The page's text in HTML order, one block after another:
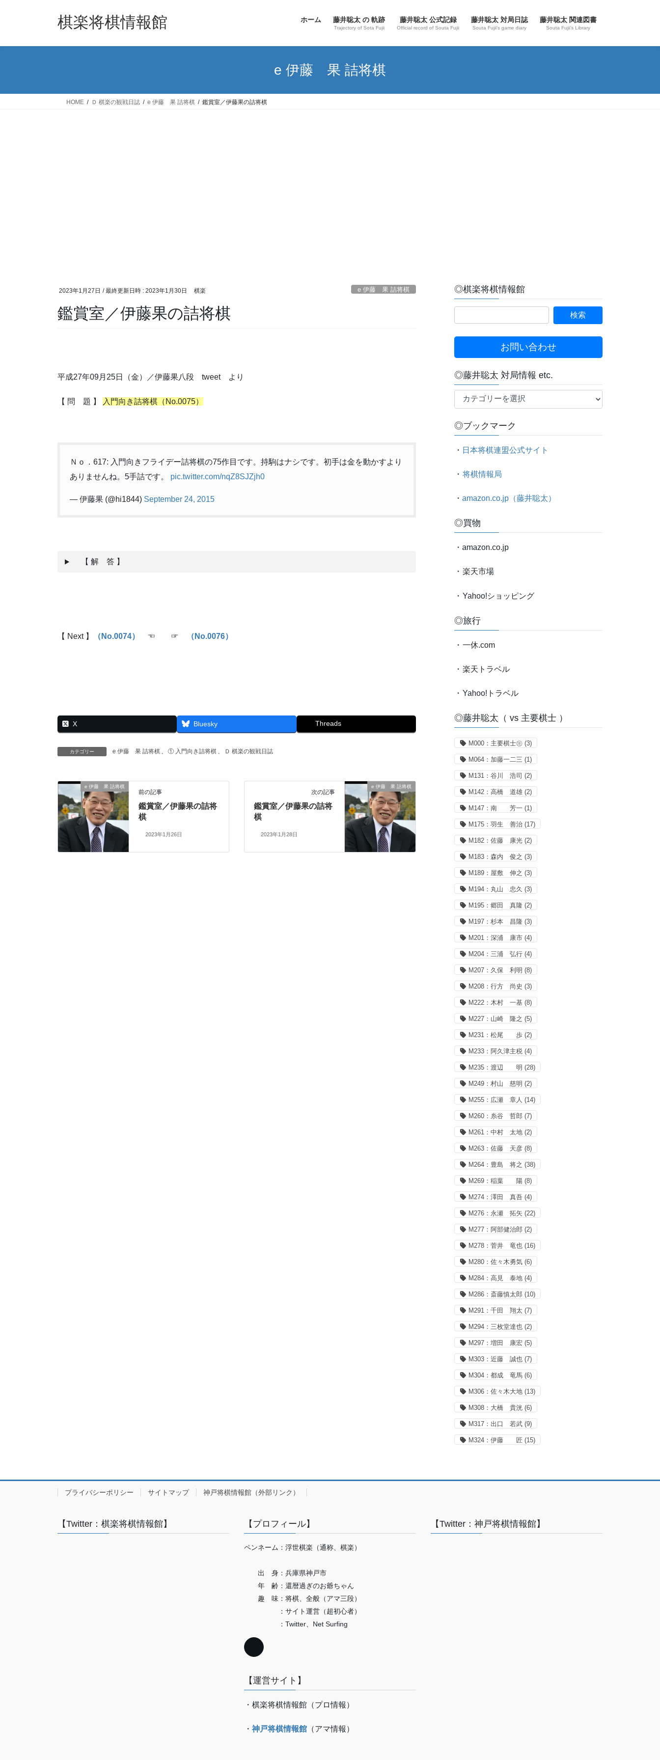
棋楽将棋情報館 ホーム 藤井聡太 の 軌跡
Trajectory of Sota Fujii
藤井聡太 公式記録
Official record of Souta Fujii
藤井聡太 対局日誌
Souta Fujii’s game diary
藤井聡太 関連図書
Souta Fujii’s Library
e 伊藤 果 詰将棋
HOME Ｄ 棋楽の観戦日誌 e 伊藤 果 詰将棋 鑑賞室／伊藤果の詰将棋
2023年1月27日 / 最終更新日時 : 2023年1月30日 棋楽 e 伊藤 果 詰将棋
鑑賞室／伊藤果の詰将棋
平成27年09月25日（金）／伊藤果八段 tweet より
【 問 題 】 入門向き詰将棋（No.0075）
Ｎｏ．617: 入門向きフライデー詰将棋の75作目です。持駒はナシです。初手は金を動かすより
ありませんね。5手詰です。 pic.twitter.com/nqZ8SJZjh0
— 伊藤果 (@hi1844) September 24, 2015
【 解 答 】
【 Next 】 （No.0074） ☜ ☞ （No.0076）
X Bluesky Threads
カテゴリー e 伊藤 果 詰将棋 、 ① 入門向き詰将棋 、 Ｄ 棋楽の観戦日誌
e 伊藤 果 詰将棋
前の記事
鑑賞室／伊藤果の詰将
棋
2023年1月26日
e 伊藤 果 詰将棋
次の記事
鑑賞室／伊藤果の詰将
棋
2023年1月28日
◎棋楽将棋情報館
お問い合わせ
◎藤井聡太 対局情報 etc.
藤
聡
情
etc.
◎ブックマーク
・ 日本将棋連盟公式サイト
・ 将棋情報局
・amazon.co.jp（藤井聡太）
◎買物
・amazon.co.jp
・ 楽天市場
・ Yahoo!ショッピング
◎旅行
・ 一休.com
・ 楽天トラベル
・ Yahoo!トラベル
◎藤井聡太（ vs 主要棋士 ）
M000：主要棋士㊟ (3)
M064：加藤一二三 (1)
M131：谷川 浩司 (2)
M142：高橋 道雄 (2)
M147：南 芳一 (1)
M175：羽生 善治 (17)
M182：佐藤 康光 (2)
M183：森内 俊之 (3)
M189：屋敷 伸之 (3)
M194：丸山 忠久 (3)
M195：郷田 真隆 (2)
M197：杉本 昌隆 (3)
M201：深浦 康市 (4)
M204：三浦 弘行 (4)
M207：久保 利明 (8)
M208：行方 尚史 (3)
M222：木村 一基 (8)
M227：山崎 隆之 (5)
M231：松尾 歩 (2)
M233：阿久津主税 (4)
M235：渡辺 明 (28)
M249：村山 慈明 (2)
M255：広瀬 章人 (14)
M260：糸谷 哲郎 (7)
M261：中村 太地 (2)
M263：佐藤 天彦 (8)
M264：豊島 将之 (38)
M269：稲葉 陽 (8)
M274：澤田 真吾 (4)
M276：永瀬 拓矢 (22)
M277：阿部健治郎 (2)
M278：菅井 竜也 (16)
M280：佐々木勇気 (6)
M284：高見 泰地 (4)
M286：斎藤慎太郎 (10)
M291：千田 翔太 (7)
M294：三枚堂達也 (2)
M297：増田 康宏 (5)
M303：近藤 誠也 (7)
M304：都成 竜馬 (6)
M306：佐々木大地 (13)
M308：大橋 貴洸 (6)
M317：出口 若武 (9)
M324：伊藤 匠 (15)
プライバシーポリシー サイトマップ 神戸将棋情報館（外部リンク）
【Twitter：棋楽将棋情報館】 【プロフィール】
ペンネーム：浮世棋楽（通称、棋楽）
出 身：兵庫県神戸市
年 齢：還暦過ぎのお爺ちゃん
趣 味：将棋、全般（アマ三段）
：サイト運営（超初心者）
：Twitter、Net Surfing
【運営サイト】
・棋楽将棋情報館（プロ情報）
・ 神戸将棋情報館 （アマ情報）
【Twitter：神戸将棋情報館】